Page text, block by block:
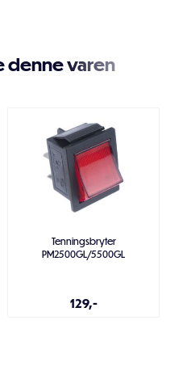
denne varen
Tenningsbryter
PM2500GL/5500GL
129,-